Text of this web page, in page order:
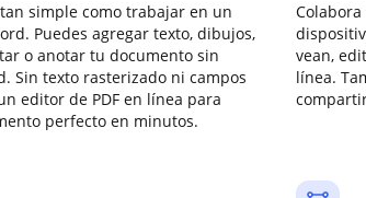
simple como trabajar en un
Puedes agregar texto, dibujos,
o anotar tu documento sin
Sin texto rasterizado ni campos
editor de PDF en línea para
perfecto en minutos.
vean,
línea.